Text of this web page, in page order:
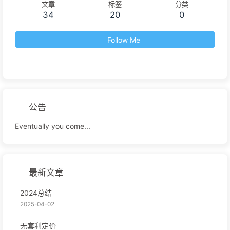
文章
34
标签
20
分类
0
Follow Me
公告
Eventually you come...
最新文章
2024总结
2025-04-02
无套利定价